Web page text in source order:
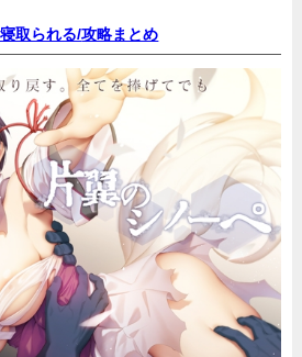
取られる/攻略まとめ